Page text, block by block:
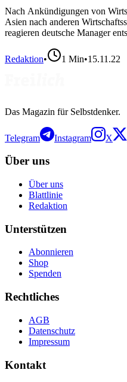
Nach Ankündigungen von
Asien nach anderen
reagieren deutsche Manager
Redaktion• 1 Min•15.11.22
Das Magazin für Selbstdenker.
Telegram Instagram X
Über uns
Über uns
Blattlinie
Redaktion
Unterstützen
Abonnieren
Shop
Spenden
Rechtliches
AGB
Datenschutz
Impressum
Kontakt